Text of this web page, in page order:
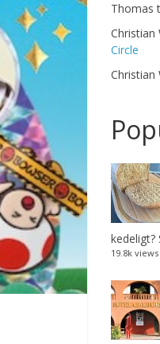
Thomas
Christian
Circle
Christian
kedeligt?
19.8k views